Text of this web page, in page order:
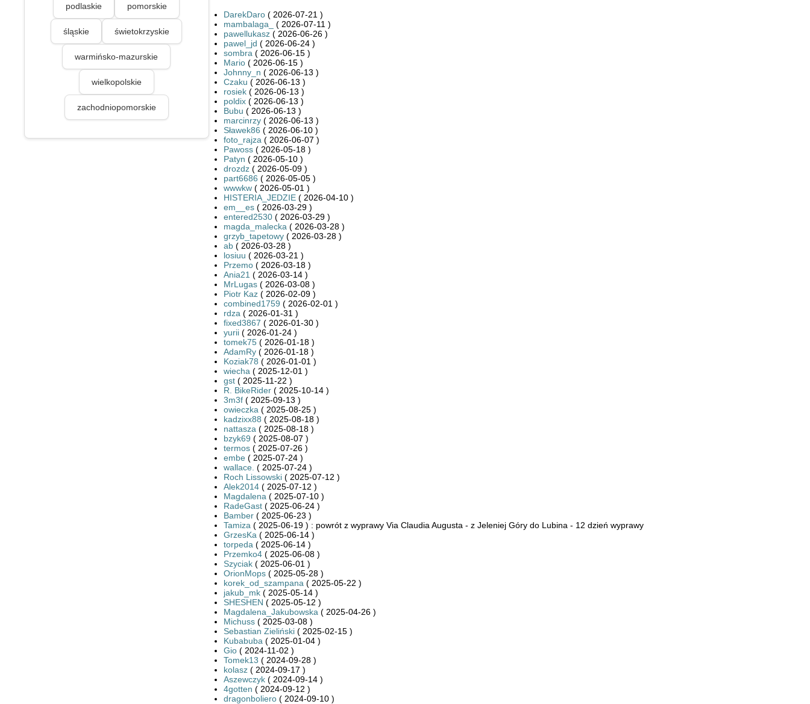
podlaskie pomorskie
śląskie świetokrzyskie
warmińsko-mazurskie
wielkopolskie
zachodniopomorskie
DarekDaro( 2026-07-21 )
mambalaga_
( 2026-07-11 )
pawellukasz( 2026-06-26 )
pawel_jd ( 2026-06-24 )
sombra ( 2026-06-15 )
Mario( 2026-06-15 )
Johnny_n ( 2026-06-13 )
Czaku ( 2026-06-13 )
rosiek( 2026-06-13 )
poldix( 2026-06-13 )
Bubu ( 2026-06-13 )
marcinrzy( 2026-06-13 )
Sławek86 ( 2026-06-10 )
foto_rajza ( 2026-06-07 )
Pawoss( 2026-05-18 )
Patyn ( 2026-05-10 )
drozdz( 2026-05-09 )
part6686 ( 2026-05-05 )
wwwkw( 2026-05-01 )
HISTERIA_JEDZIE( 2026-04-10 )
em__es( 2026-03-29 )
entered2530( 2026-03-29 )
magda_malecka ( 2026-03-28 )
grzyb_tapetowy( 2026-03-28 )
ab( 2026-03-28 )
losiuu ( 2026-03-21 )
Przemo( 2026-03-18 )
Ania21 ( 2026-03-14 )
MrLugas( 2026-03-08 )
Piotr Kaz( 2026-02-09 )
combined1759 ( 2026-02-01 )
rdza ( 2026-01-31 )
fixed3867 ( 2026-01-30 )
yurii( 2026-01-24 )
tomek75( 2026-01-18 )
AdamRy( 2026-01-18 )
Koziak78 ( 2026-01-01 )
wiecha ( 2025-12-01 )
gst( 2025-11-22 )
R. BikeRider( 2025-10-14 )
3m3f( 2025-09-13 )
owieczka ( 2025-08-25 )
kadzixx88 ( 2025-08-18 )
nattasza ( 2025-08-18 )
bzyk69 ( 2025-08-07 )
termos( 2025-07-26 )
embe( 2025-07-24 )
wallace. ( 2025-07-24 )
Roch Lissowski( 2025-07-12 )
Alek2014( 2025-07-12 )
Magdalena ( 2025-07-10 )
RadeGast( 2025-06-24 )
Bamber( 2025-06-23 )
Tamiza ( 2025-06-19 ) : powrót z wyprawy Via Claudia Augusta - z Jeleniej Góry do Lubina - 12 dzień wyprawy
GrzesKa ( 2025-06-14 )
torpeda ( 2025-06-14 )
Przemko4( 2025-06-08 )
Szyciak( 2025-06-01 )
OrionMops( 2025-05-28 )
korek_od_szampana ( 2025-05-22 )
jakub_mk( 2025-05-14 )
SHESHEN ( 2025-05-12 )
Magdalena_Jakubowska ( 2025-04-26 )
Michuss( 2025-03-08 )
Sebastian Zieliński( 2025-02-15 )
Kubabuba ( 2025-01-04 )
Gio( 2024-11-02 )
Tomek13 ( 2024-09-28 )
kolasz( 2024-09-17 )
Aszewczyk( 2024-09-14 )
4gotten ( 2024-09-12 )
dragonboliero( 2024-09-10 )